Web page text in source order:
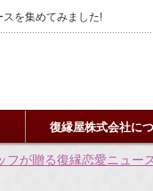
スを集めてみました!
復縁屋株式会社に
フが贈る復縁恋愛ニュー